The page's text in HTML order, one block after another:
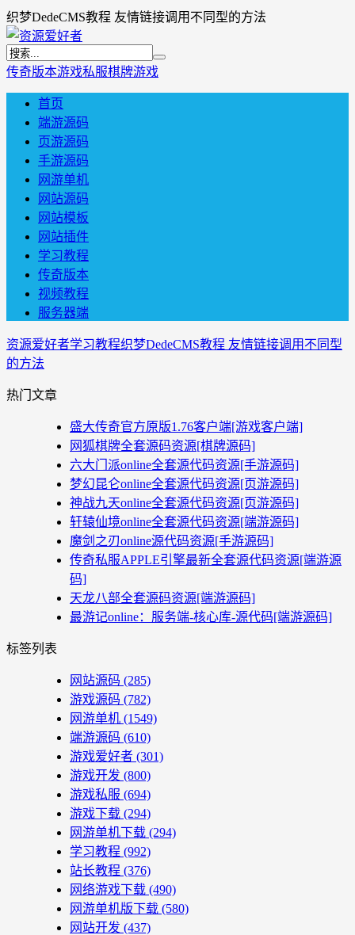
织梦DedeCMS教程 友情链接调用不同型的方法
传奇版本游戏私服棋牌游戏
首页
端游源码
页游源码
手游源码
网游单机
网站源码
网站模板
网站插件
学习教程
传奇版本
视频教程
服务器端
资源爱好者学习教程织梦DedeCMS教程 友情链接调用不同型
的方法
热门文章
盛大传奇官方原版1.76客户端[游戏客户端]
网狐棋牌全套源码资源[棋牌源码]
六大门派online全套源代码资源[手游源码]
梦幻昆仑online全套源代码资源[页游源码]
神战九天online全套源代码资源[页游源码]
轩辕仙境online全套源代码资源[端游源码]
魔剑之刃online源代码资源[手游源码]
传奇私服APPLE引擎最新全套源代码资源[端游源
码]
天龙八部全套源码资源[端游源码]
最游记online：服务端-核心库-源代码[端游源码]
标签列表
网站源码 (285)
游戏源码 (782)
网游单机 (1549)
端游源码 (610)
游戏爱好者 (301)
游戏开发 (800)
游戏私服 (694)
游戏下载 (294)
网游单机下载 (294)
学习教程 (992)
站长教程 (376)
网络游戏下载 (490)
网游单机版下载 (580)
网站开发 (437)